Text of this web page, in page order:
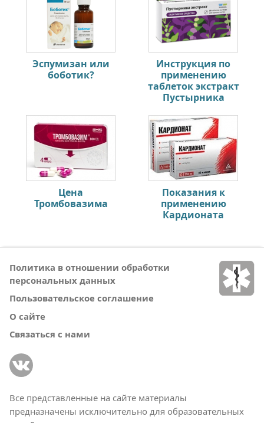
Эспумизан или
боботик?
Инструкция по
применению
таблеток экстракт
Пустырника
Цена
Тромбовазима
Показания к
применению
Кардионата
Политика в отношении обработки
персональных данных
Пользовательское соглашение
О сайте
Связаться с нами
Все представленные на сайте материалы
предназначены исключительно для образовательных